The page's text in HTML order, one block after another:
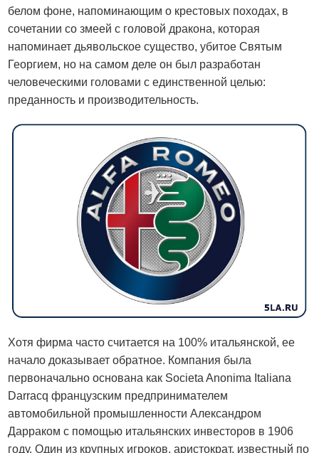
белом фоне, напоминающим о крестовых походах, в
сочетании со змеей с головой дракона, которая
напоминает дьявольское существо, убитое Святым
Георгием, но на самом деле он был разработан
человеческими головами с единственной целью:
преданность и производительность.
Хотя фирма часто считается на 100% итальянской, ее
начало доказывает обратное. Компания была
первоначально основана как Societa Anonima Italiana
Darracq французским предпринимателем
автомобильной промышленности Александром
Дарраком с помощью итальянских инвесторов в 1906
году. Один из крупных игроков, аристократ, известный по